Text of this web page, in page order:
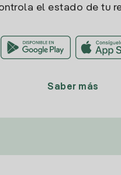
el estado de tu
Saber más